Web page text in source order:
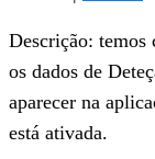
Descrição: temos
os dados de
aparecer na
está ativada.